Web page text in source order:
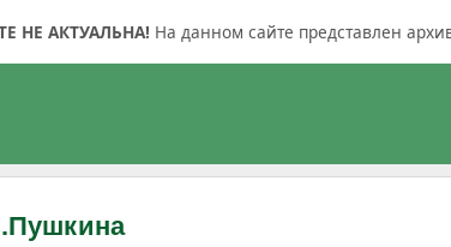
НЕ АКТУАЛЬНА! На данном сайте представлен